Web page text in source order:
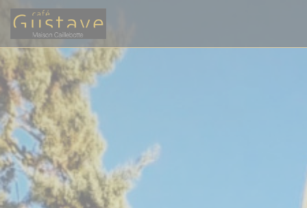
Πίνακας διαχείρισης "Μπισκότων" (Cookies)